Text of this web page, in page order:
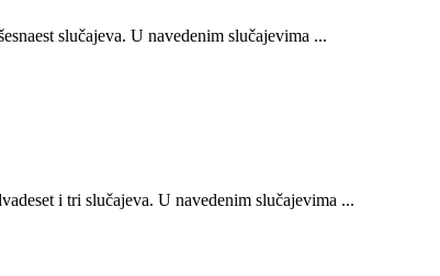
slučajeva. U navedenim slučajevima ...
i tri slučajeva. U navedenim slučajevima ...